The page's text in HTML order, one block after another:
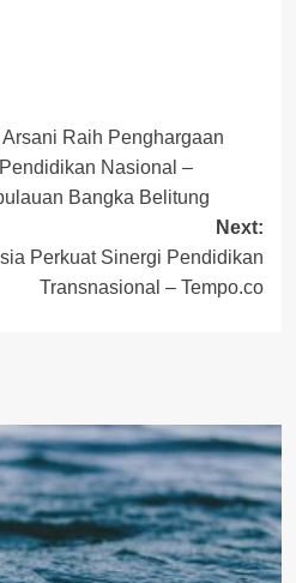
Raih Penghargaan
Nasional –
Bangka Belitung
Next:
Perkuat Sinergi Pendidikan
Transnasional – Tempo.co